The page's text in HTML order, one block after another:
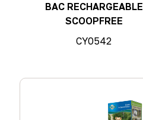
BAC RECHARGEABLE
SCOOPFREE
CY0542